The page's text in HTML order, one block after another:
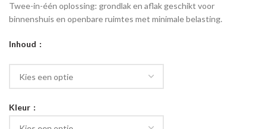
tot
€159,95
Twee-in-één oplossing: grondlak en aflak geschikt voor
binnenshuis en openbare ruimtes met minimale belasting.
Inhoud
Kleur